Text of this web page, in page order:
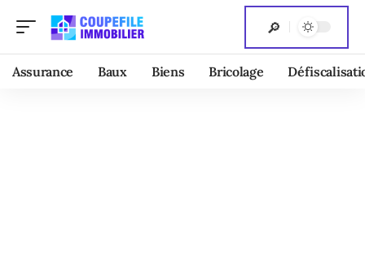
Assurance Baux Biens Bricolage